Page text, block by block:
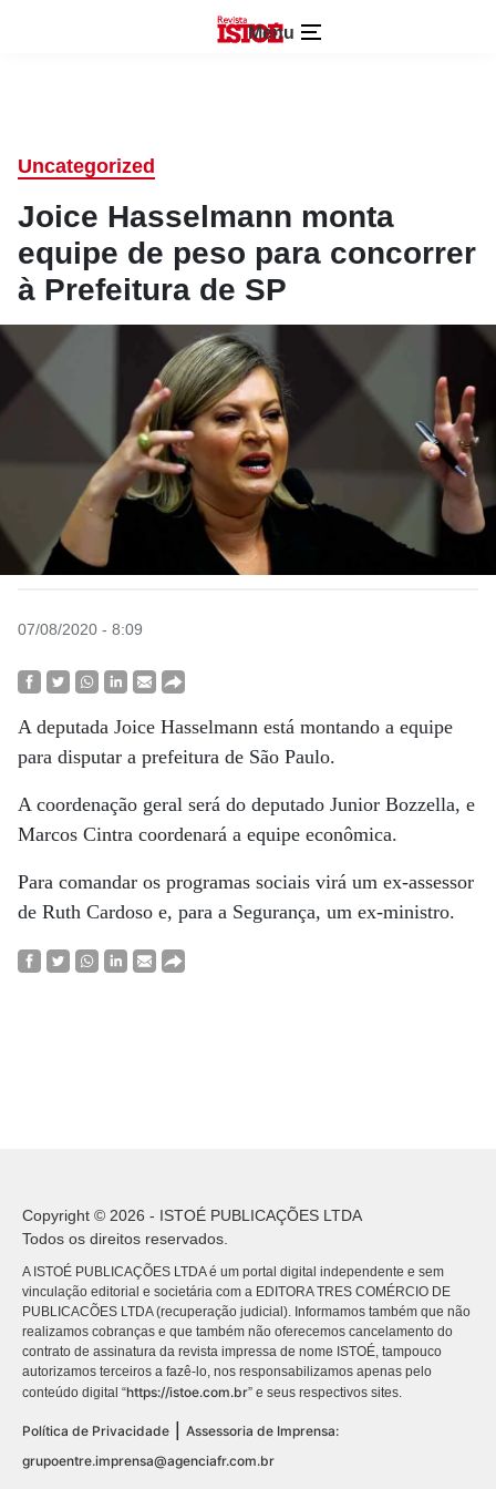
Menu
Uncategorized
Joice Hasselmann monta
equipe de peso para concorrer
à Prefeitura de SP
07/08/2020 - 8:09
A deputada Joice Hasselmann está montando a equipe
para disputar a prefeitura de São Paulo.
A coordenação geral será do deputado Junior Bozzella, e
Marcos Cintra coordenará a equipe econômica.
Para comandar os programas sociais virá um ex-assessor
de Ruth Cardoso e, para a Segurança, um ex-ministro.
Copyright © 2026 - ISTOÉ PUBLICAÇÕES LTDA
Todos os direitos reservados.
A ISTOÉ PUBLICAÇÕES LTDA é um portal digital independente e sem
vinculação editorial e societária com a EDITORA TRES COMÉRCIO DE
PUBLICACÕES LTDA (recuperação judicial). Informamos também que não
realizamos cobranças e que também não oferecemos cancelamento do
contrato de assinatura da revista impressa de nome ISTOÉ, tampouco
autorizamos terceiros a fazê-lo, nos responsabilizamos apenas pelo
conteúdo digital “https://istoe.com.br” e seus respectivos sites.
Política de Privacidade
Assessoria de Imprensa:
grupoentre.imprensa@agenciafr.com.br